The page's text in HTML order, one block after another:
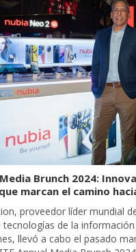
Brunch 2024:
marcan el camino
proveedor líder mundial
tecnologías de la
llevó a cabo el pasado